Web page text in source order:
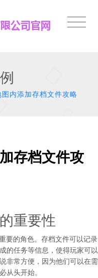
图内添加存档文件攻略
存档文件攻
重要性
要的角色。存档文件可以记录
的任务等信息，使得玩家可以
非常方便，因为他们可以在需
从头开始。